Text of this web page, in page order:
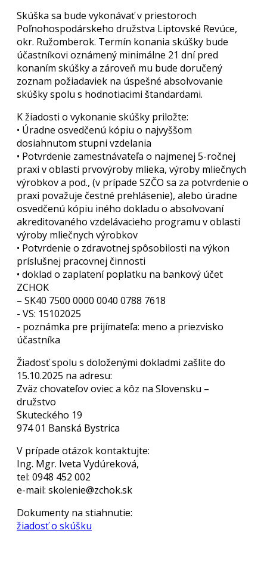
Skúška sa bude vykonávať v priestoroch
Poľnohospodárskeho družstva Liptovské Revúce,
okr. Ružomberok. Termín konania skúšky bude
účastníkovi oznámený minimálne 21 dní pred
konaním skúšky a zároveň mu bude doručený
zoznam požiadaviek na úspešné absolvovanie
skúšky spolu s hodnotiacimi štandardami.
K žiadosti o vykonanie skúšky priložte:
• Úradne osvedčenú kópiu o najvyššom
dosiahnutom stupni vzdelania
• Potvrdenie zamestnávateľa o najmenej 5-ročnej
praxi v oblasti prvovýroby mlieka, výroby mliečnych
výrobkov a pod., (v prípade SZČO sa za potvrdenie o
praxi považuje čestné prehlásenie), alebo úradne
osvedčenú kópiu iného dokladu o absolvovaní
akreditovaného vzdelávacieho programu v oblasti
výroby mliečnych výrobkov
• Potvrdenie o zdravotnej spôsobilosti na výkon
príslušnej pracovnej činnosti
• doklad o zaplatení poplatku na bankový účet
ZCHOK
– SK40 7500 0000 0040 0788 7618
- VS: 15102025
- poznámka pre prijímateľa: meno a priezvisko
účastníka
Žiadosť spolu s doloženými dokladmi zašlite do
15.10.2025 na adresu:
Zväz chovateľov oviec a kôz na Slovensku –
družstvo
Skuteckého 19
974 01 Banská Bystrica
V prípade otázok kontaktujte:
Ing. Mgr. Iveta Vydúreková,
tel: 0948 452 002
e-mail: skolenie@zchok.sk
Dokumenty na stiahnutie:
žiadosť o skúšku